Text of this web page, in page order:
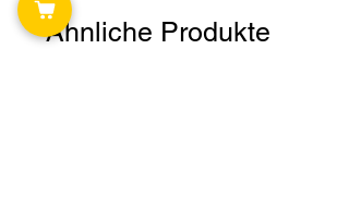
Materialien aus Primärproduktion tragen diese
Produkte dazu bei, Ressourcen zu schonen,
Ähnliche Produkte